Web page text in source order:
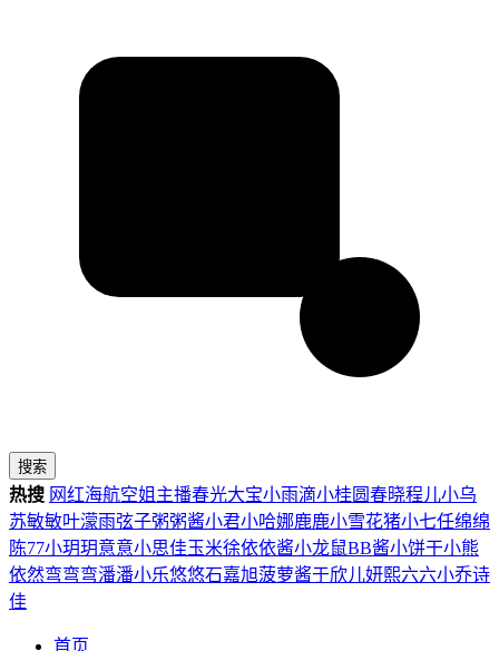
搜索
热搜 网红海航空姐 主播春光大宝小雨滴小桂圆春晓程儿小乌
苏敏敏叶濛雨弦子粥粥酱小君小哈娜鹿鹿小雪花猪小七任绵绵
陈77小玥玥意意小思佳玉米徐依依酱小龙鼠BB酱小饼干小熊
依然弯弯弯潘潘小乐悠悠石嘉旭菠萝酱于欣儿妍熙六六小乔诗
佳
首页